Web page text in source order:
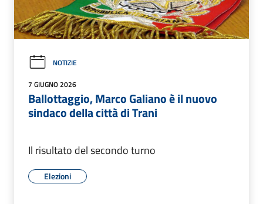
NOTIZIE
7 GIUGNO 2026
Ballottaggio, Marco Galiano è il nuovo
sindaco della città di Trani
Il risultato del secondo turno
Elezioni